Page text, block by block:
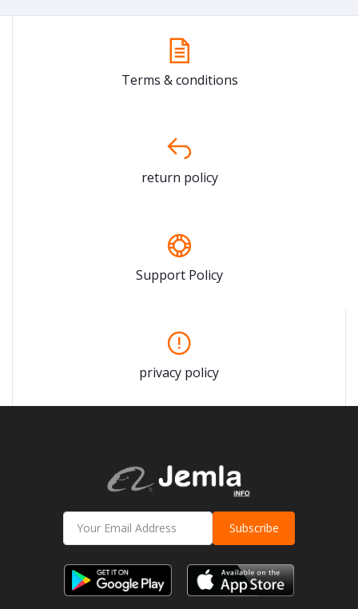
Terms & conditions
return policy
Support Policy
privacy policy
Subscribe